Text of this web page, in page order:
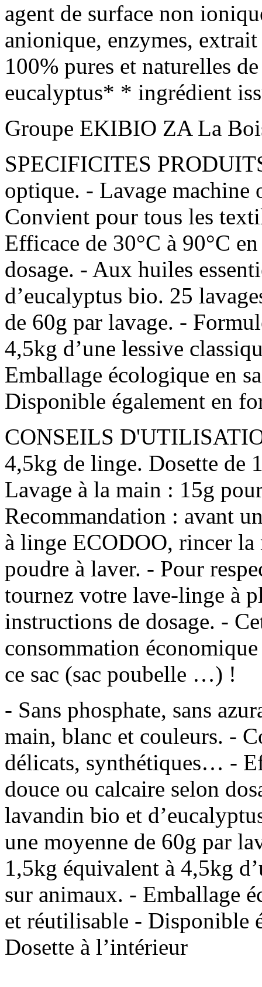
agent de surface non
anionique, enzymes,
100% pures et naturelles
eucalyptus* * ingrédient
Groupe EKIBIO ZA La
SPECIFICITES
optique. - Lavage machine
Convient pour tous les
Efficace de 30°C à 90°C
dosage. - Aux huiles
d’eucalyptus bio. 25
de 60g par lavage. -
4,5kg d’une lessive
Emballage écologique en
Disponible également en
CONSEILS
4,5kg de linge. Dosette de
Lavage à la main : 15g
Recommandation : avant
à linge ECODOO, rincer la
poudre à laver. - Pour
tournez votre lave-linge à
instructions de dosage. -
consommation
ce sac (sac poubelle …) !
- Sans phosphate, sans
main, blanc et couleurs. -
délicats, synthétiques… -
douce ou calcaire selon
lavandin bio et
une moyenne de 60g par
1,5kg équivalent à 4,5kg
sur animaux. - Emballage
et réutilisable - Disponible
Dosette à l’intérieur